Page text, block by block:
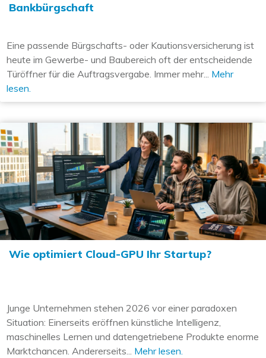
Bankbürgschaft
Eine passende Bürgschafts- oder Kautionsversicherung ist
heute im Gewerbe- und Baubereich oft der entscheidende
Türöffner für die Auftragsvergabe. Immer mehr... Mehr
lesen.
Wie optimiert Cloud-GPU Ihr Startup?
Junge Unternehmen stehen 2026 vor einer paradoxen
Situation: Einerseits eröffnen künstliche Intelligenz,
maschinelles Lernen und datengetriebene Produkte enorme
Marktchancen. Andererseits... Mehr lesen.